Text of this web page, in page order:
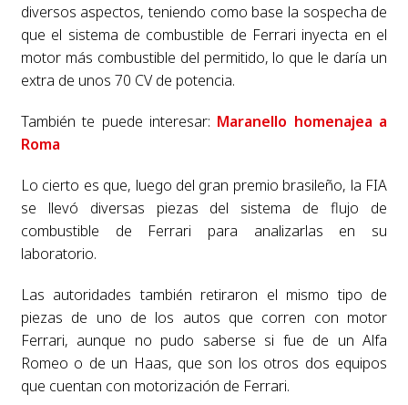
diversos aspectos, teniendo como base la sospecha de
que el sistema de combustible de Ferrari inyecta en el
motor más combustible del permitido, lo que le daría un
extra de unos 70 CV de potencia.
También te puede interesar: Maranello homenajea a
Roma
Lo cierto es que, luego del gran premio brasileño, la FIA
se llevó diversas piezas del sistema de flujo de
combustible de Ferrari para analizarlas en su
laboratorio.
Las autoridades también retiraron el mismo tipo de
piezas de uno de los autos que corren con motor
Ferrari, aunque no pudo saberse si fue de un Alfa
Romeo o de un Haas, que son los otros dos equipos
que cuentan con motorización de Ferrari.